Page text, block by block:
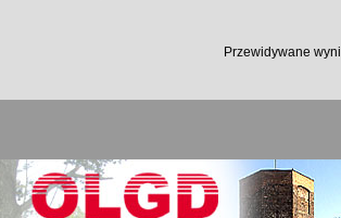
Przewidywane